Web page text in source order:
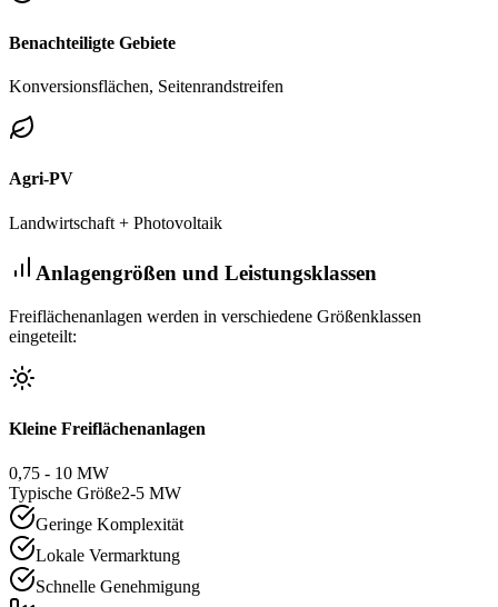
Benachteiligte Gebiete
Konversionsflächen, Seitenrandstreifen
Agri-PV
Landwirtschaft + Photovoltaik
Anlagengrößen und Leistungsklassen
Freiflächenanlagen werden in verschiedene Größenklassen
eingeteilt:
Kleine Freiflächenanlagen
0,75 - 10 MW
Typische Größe2-5 MW
Geringe Komplexität
Lokale Vermarktung
Schnelle Genehmigung